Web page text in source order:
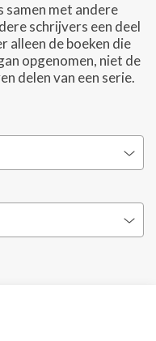
samen met andere
schrijvers een deel
alleen de boeken die
opgenomen, niet de
delen van een serie.